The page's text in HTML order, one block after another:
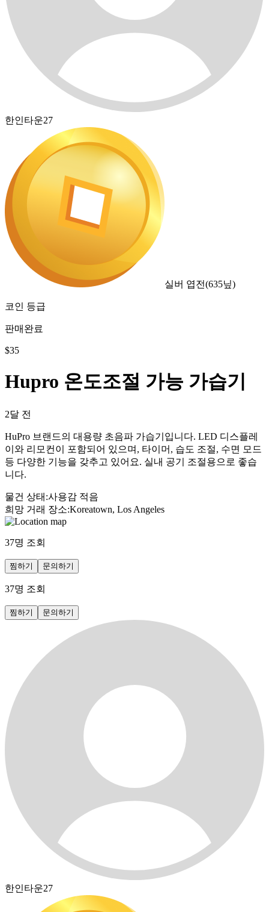
한인타운27
실버 엽전(635닢)
코인 등급
판매완료
$35
Hupro 온도조절 가능 가습기
2달 전
HuPro 브랜드의 대용량 초음파 가습기입니다. LED 디스플레
이와 리모컨이 포함되어 있으며, 타이머, 습도 조절, 수면 모드
등 다양한 기능을 갖추고 있어요. 실내 공기 조절용으로 좋습
니다.
물건 상태 :사용감 적음
희망 거래 장소:Koreatown, Los Angeles
37명 조회
찜하기 문의하기
37명 조회
찜하기 문의하기
한인타운27